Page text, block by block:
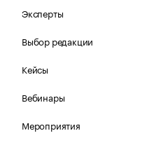
Эксперты
Выбор редакции
Кейсы
Вебинары
Мероприятия